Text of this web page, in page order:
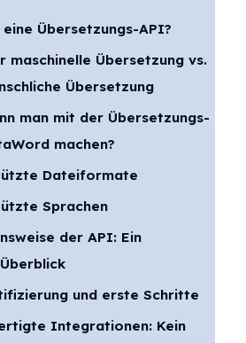
Übersetzungs-API?
maschinelle Übersetzung vs.
Übersetzung
man mit der Übersetzungs-
machen?
Dateiformate
Sprachen
der API: Ein
und erste Schritte
Integrationen: Kein